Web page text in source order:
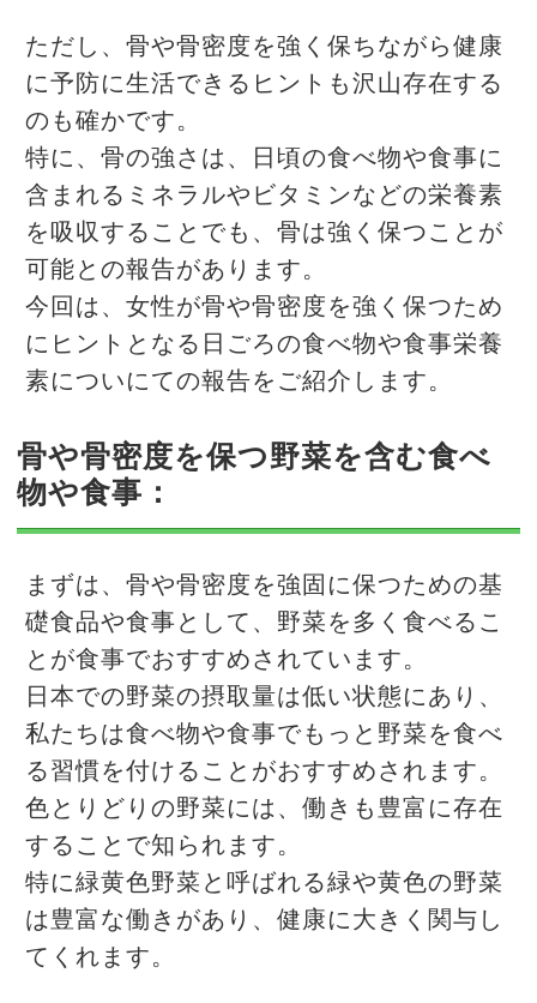
ただし、骨や骨密度を強く保ちながら健康
に予防に生活できるヒントも沢山存在する
のも確かです。
特に、骨の強さは、日頃の食べ物や食事に
含まれるミネラルやビタミンなどの栄養素
を吸収することでも、骨は強く保つことが
可能との報告があります。
今回は、女性が骨や骨密度を強く保つため
にヒントとなる日ごろの食べ物や食事栄養
素についにての報告をご紹介します。
骨や骨密度を保つ野菜を含む食べ
物や食事：
まずは、骨や骨密度を強固に保つための基
礎食品や食事として、野菜を多く食べるこ
とが食事でおすすめされています。
日本での野菜の摂取量は低い状態にあり、
私たちは食べ物や食事でもっと野菜を食べ
る習慣を付けることがおすすめされます。
色とりどりの野菜には、働きも豊富に存在
することで知られます。
特に緑黄色野菜と呼ばれる緑や黄色の野菜
は豊富な働きがあり、健康に大きく関与し
てくれます。